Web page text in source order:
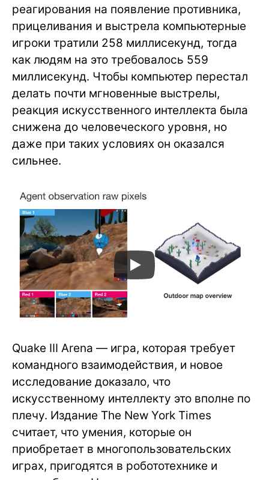
реагирования на появление противника,
прицеливания и выстрела компьютерные
игроки тратили 258 миллисекунд, тогда
как людям на это требовалось 559
миллисекунд. Чтобы компьютер перестал
делать почти мгновенные выстрелы,
реакция искусственного интеллекта была
снижена до человеческого уровня, но
даже при таких условиях он оказался
сильнее.
Quake III Arena — игра, которая требует
командного взаимодействия, и новое
исследование доказало, что
искусственному интеллекту это вполне по
плечу. Издание The New York Times
считает, что умения, которые он
приобретает в многопользовательских
играх, пригодятся в робототехнике и